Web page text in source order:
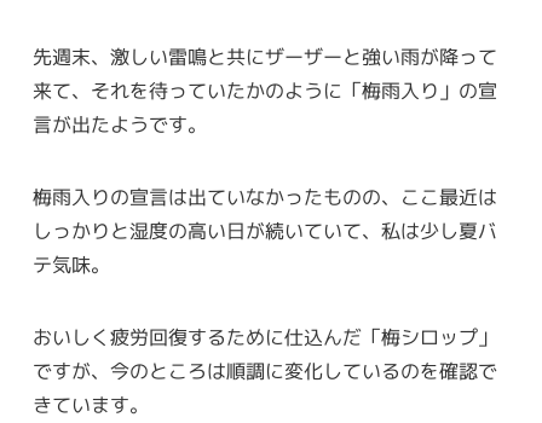
先週末、激しい雷鳴と共にザーザーと強い雨が降って
来て、それを待っていたかのように「梅雨入り」の宣
言が出たようです。
梅雨入りの宣言は出ていなかったものの、ここ最近は
しっかりと湿度の高い日が続いていて、私は少し夏バ
テ気味。
おいしく疲労回復するために仕込んだ「梅シロップ」
ですが、今のところは順調に変化しているのを確認で
きています。